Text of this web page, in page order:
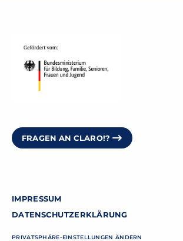
FRAGEN AN CLARO!?
IMPRESSUM
DATENSCHUTZERKLÄRUNG
PRIVATSPHÄRE-EINSTELLUNGEN ÄNDERN